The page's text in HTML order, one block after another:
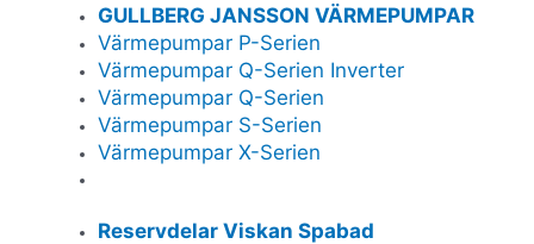
GULLBERG JANSSON VÄRMEPUMPAR
Värmepumpar P-Serien
Värmepumpar Q-Serien Inverter
Värmepumpar Q-Serien
Värmepumpar S-Serien
Värmepumpar X-Serien
Reservdelar Viskan Spabad